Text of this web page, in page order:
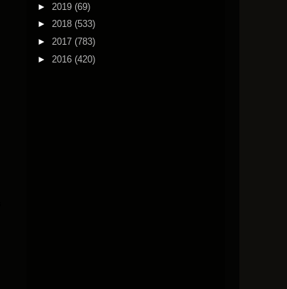
► 2019 (69)
► 2018 (533)
► 2017 (783)
► 2016 (420)